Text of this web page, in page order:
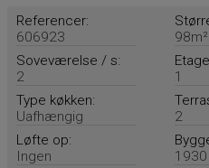
Referencer:
606923
98m²
Soveværelse / s:
2
1
Type køkken:
Uafhængig
2
Løfte op:
Ingen